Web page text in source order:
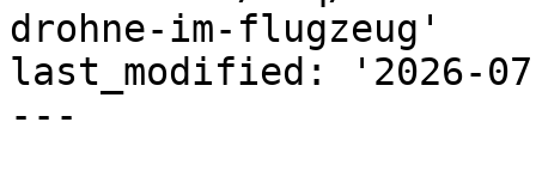
drohne-im-flugzeug'
last_modified: '2026-
---